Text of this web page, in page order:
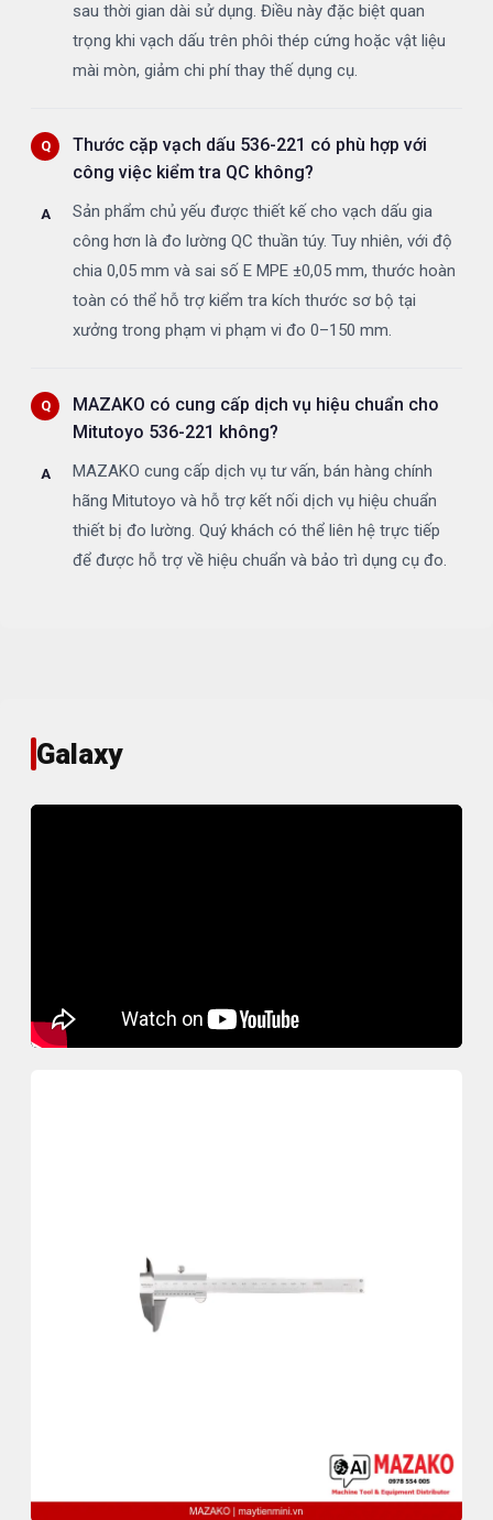
sau thời gian dài sử dụng. Điều này đặc biệt quan
trọng khi vạch dấu trên phôi thép cứng hoặc vật liệu
mài mòn, giảm chi phí thay thế dụng cụ.
Thước cặp vạch dấu 536-221 có phù hợp với
công việc kiểm tra QC không?
Sản phẩm chủ yếu được thiết kế cho vạch dấu gia
công hơn là đo lường QC thuần túy. Tuy nhiên, với độ
chia 0,05 mm và sai số E MPE ±0,05 mm, thước hoàn
toàn có thể hỗ trợ kiểm tra kích thước sơ bộ tại
xưởng trong phạm vi phạm vi đo 0–150 mm.
MAZAKO có cung cấp dịch vụ hiệu chuẩn cho
Mitutoyo 536-221 không?
MAZAKO cung cấp dịch vụ tư vấn, bán hàng chính
hãng Mitutoyo và hỗ trợ kết nối dịch vụ hiệu chuẩn
thiết bị đo lường. Quý khách có thể liên hệ trực tiếp
để được hỗ trợ về hiệu chuẩn và bảo trì dụng cụ đo.
Galaxy